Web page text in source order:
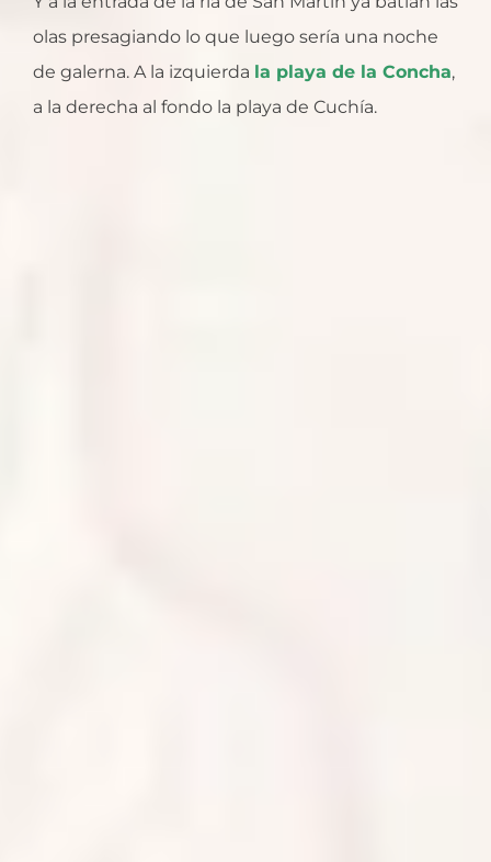
olas presagiando lo que luego sería una noche
de galerna. A la izquierda la playa de la Concha,
a la derecha al fondo la playa de Cuchía.